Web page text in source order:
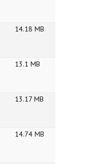
14.18 MB
13.1 MB
13.17 MB
14.74 MB